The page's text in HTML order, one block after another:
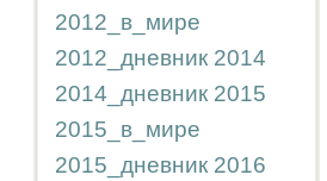
2012_в_мире
2012_дневник 2014
2014_дневник 2015
2015_в_мире
2015_дневник 2016